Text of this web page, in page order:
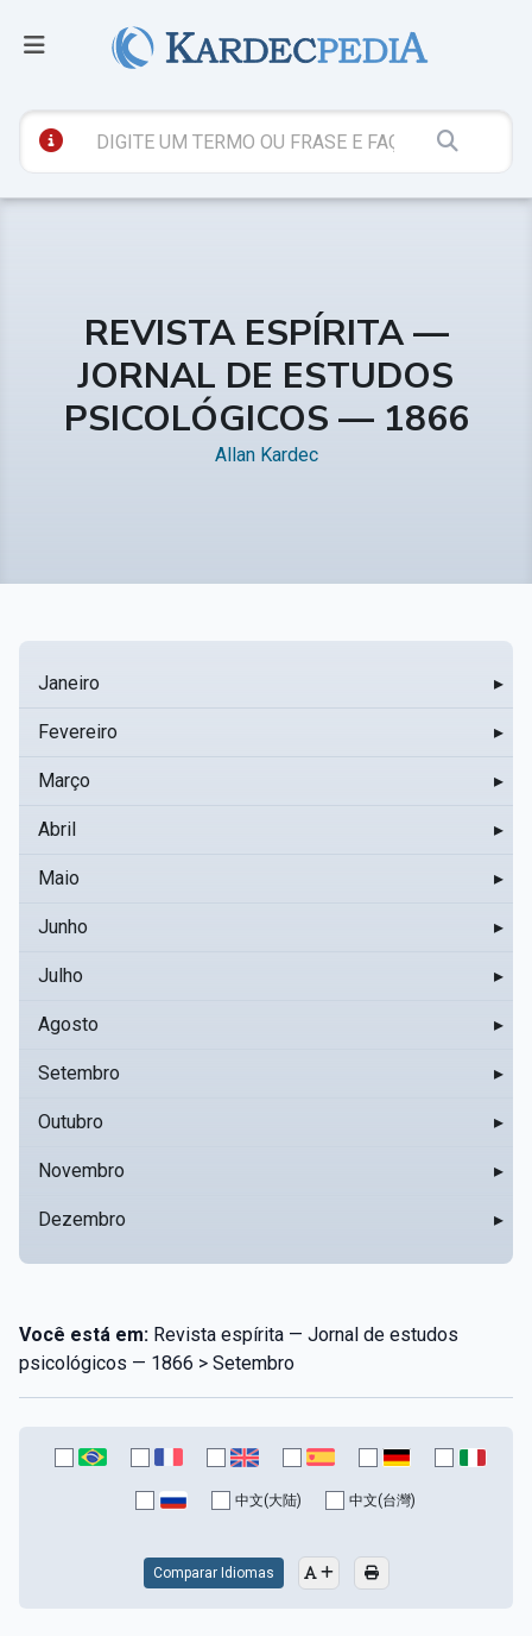
REVISTA ESPÍRITA —
JORNAL DE ESTUDOS
PSICOLÓGICOS — 1866
Allan Kardec
Janeiro ▸
Fevereiro ▸
Março ▸
Abril ▸
Maio ▸
Junho ▸
Julho ▸
Agosto ▸
Setembro ▸
Outubro ▸
Novembro ▸
Dezembro ▸
Você está em: Revista espírita — Jornal de estudos
psicológicos — 1866 > Setembro
中文(大陆) 中文(台灣)
Comparar Idiomas